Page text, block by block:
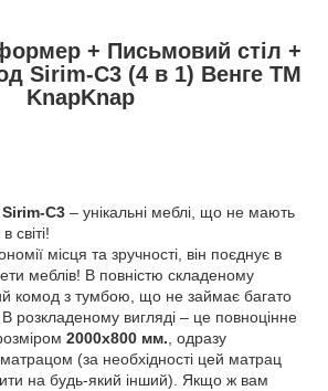
+ Письмовий стіл +
Sirim-C3 (4 в 1) Венге TM
KnapKnap
Sirim-C3 – унікальні меблі, що не мають
світі!
місця та зручності, він поєднує в
меблів! В повністю складеному
комод з тумбою, що не займає багато
розкладеному вигляді – це повноцінне
2000х800 мм., одразу
(за необхідності цей матрац
на будь-який інший). Якщо ж вам